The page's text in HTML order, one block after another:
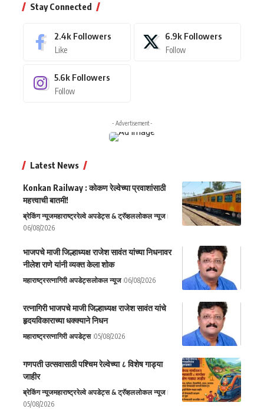
Stay Connected
2.4k Followers
Like
6.9k Followers
Follow
5.6k Followers
Follow
- Advertisement -
Latest News
Konkan Railway : कोकण रेल्वेच्या प्रवाशांसाठी
महत्त्वाची बातमी!
ब्रेकिंग न्यूजमहाराष्ट्ररेल्वे अपडेट्स & ट्रॅव्हललोकल न्यूज
06/08/2026
भाजपचे माजी जिल्हाध्यक्ष राजेश सावंत यांच्या निधनावर
नीलेश राणे यांनी व्यक्त केला शोक
महाराष्ट्ररत्नागिरी अपडेट्सलोकल न्यूज 06/08/2026
रत्नागिरी भाजपचे माजी जिल्हाध्यक्ष राजेश सावंत यांचे
हृदयविकाराच्या धक्क्याने निधन
महाराष्ट्ररत्नागिरी अपडेट्स 05/08/2026
गणपती उत्सवासाठी पश्चिम रेल्वेच्या ८ विशेष गाड्या
जाहीर
ब्रेकिंग न्यूजमहाराष्ट्ररेल्वे अपडेट्स & ट्रॅव्हललोकल न्यूज
05/08/2026